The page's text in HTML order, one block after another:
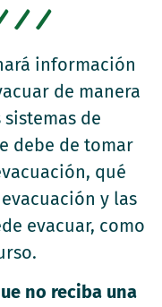
información
de manera
de
debe de tomar
qué
y las
evacuar, como
no reciba una